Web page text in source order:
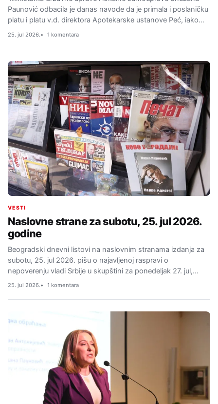
Paunović odbacila je danas navode da je primala i poslaničku
platu i platu v.d. direktora Apotekarske ustanove Peć, iako…
25. jul 2026. 1 komentara
VESTI
Naslovne strane za subotu, 25. jul 2026.
godine
Beogradski dnevni listovi na naslovnim stranama izdanja za
subotu, 25. jul 2026. pišu o najavljenoj raspravi o
nepoverenju vladi Srbije u skupštini za ponedeljak 27. jul,…
25. jul 2026. 1 komentara